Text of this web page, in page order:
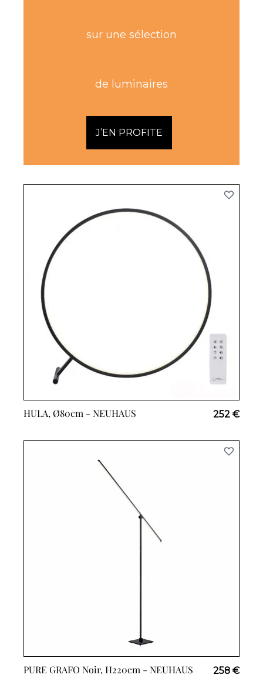
sur une sélection
de luminaires
J’EN PROFITE
HULA, Ø80cm - NEUHAUS 252 €
PURE GRAFO Noir, H220cm - NEUHAUS 258 €